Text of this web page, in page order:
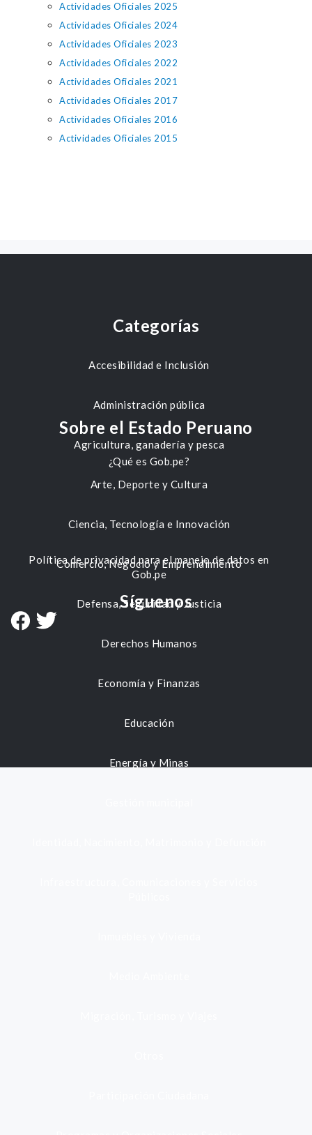
Actividades Oficiales 2025
Actividades Oficiales 2024
Actividades Oficiales 2023
Actividades Oficiales 2022
Actividades Oficiales 2021
Actividades Oficiales 2017
Actividades Oficiales 2016
Actividades Oficiales 2015
Categorías
Accesibilidad e Inclusión
Administración pública
Agricultura, ganadería y pesca
Arte, Deporte y Cultura
Ciencia, Tecnología e Innovación
Comercio, Negocio y Emprendimiento
Defensa, Seguridad y Justicia
Derechos Humanos
Economía y Finanzas
Educación
Energía y Minas
Sobre el Estado Peruano
¿Qué es Gob.pe?
Política de privacidad para el manejo de datos en
Gob.pe
Síguenos